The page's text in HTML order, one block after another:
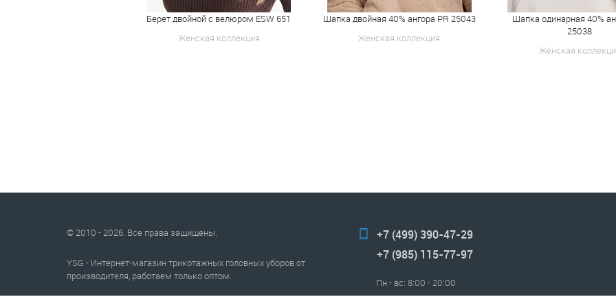
Берет двойной с велюром ESW 651
Женская коллекция
Шапка двойная 40% ангора PR 25043
Женская коллекция
Шапка одинарная 40%
25038
Женская
© 2010 - 2026. Все права защищены.
YSG - Интернет-магазин трикотажных головных уборов от
производителя, работаем только оптом.
+7 (499) 390-47-29
+7 (985) 115-77-97
Пн - вс: 8:00 - 20:00